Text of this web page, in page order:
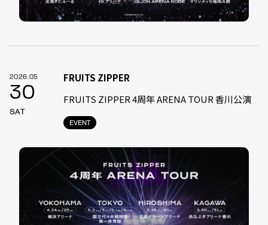
2026.05
30
SAT
EVENT
FRUITS ZIPPER
FRUITS ZIPPER 4周年 ARENA TOUR 香川公演